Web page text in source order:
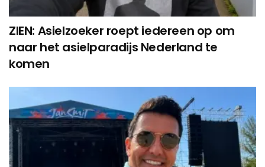
ZIEN: Asielzoeker roept iedereen op om
naar het asielparadijs Nederland te
komen